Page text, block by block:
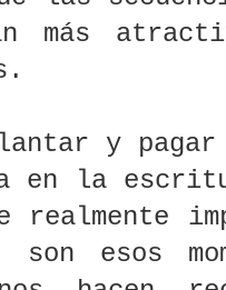
las
más
y
en la
realmente
esos